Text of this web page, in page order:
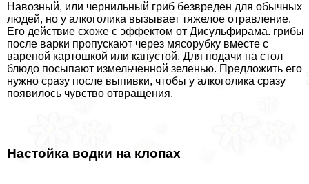
Навозный, или чернильный гриб безвреден для обычных
людей, но у алкоголика вызывает тяжелое отравление.
Его действие схоже с эффектом от Дисульфирама. грибы
после варки пропускают через мясорубку вместе с
вареной картошкой или капустой. Для подачи на стол
блюдо посыпают измельченной зеленью. Предложить его
нужно сразу после выпивки, чтобы у алкоголика сразу
появилось чувство отвращения.
Настойка водки на клопах